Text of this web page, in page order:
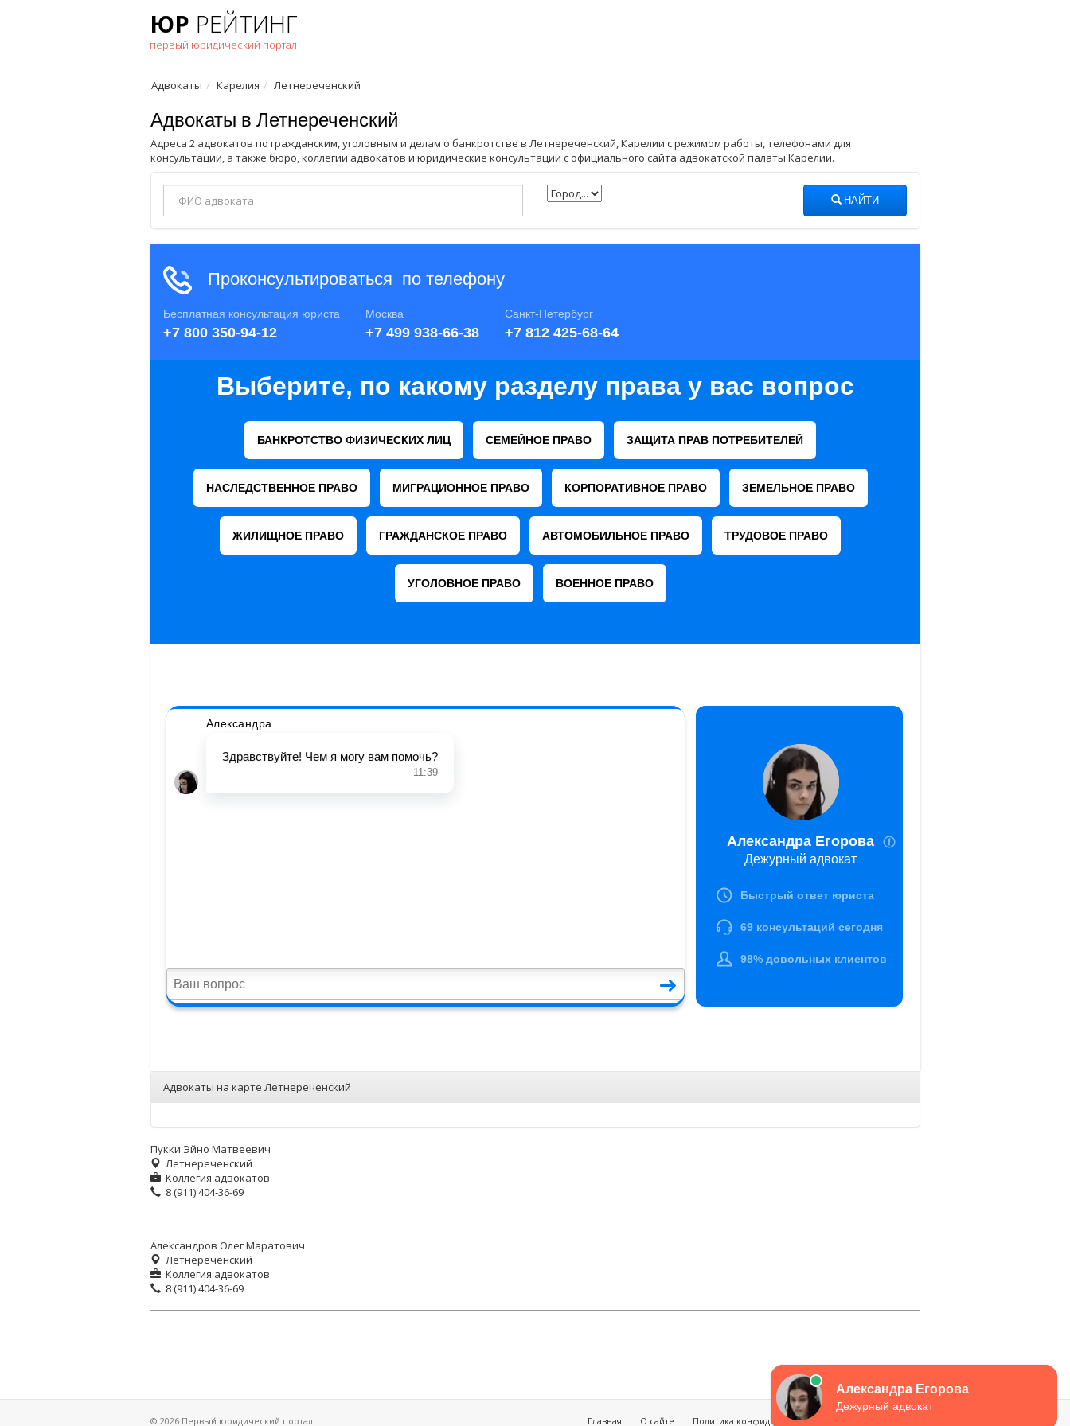
ЮР РЕЙТИНГ
первый юридический портал
Адвокаты Карелия Летнереченский
Адвокаты в Летнереченский
Адреса 2 адвокатов по гражданским, уголовным и делам о банкротстве в Летнереченский, Карелии с режимом работы, телефонами для
консультации, а также бюро, коллегии адвокатов и юридические консультации с официального сайта адвокатской палаты Карелии.
НАЙТИ
Адвокаты на карте Летнереченский
Пукки Эйно Матвеевич
Летнереченский
Коллегия адвокатов
8 (911) 404-36-69
Александров Олег Маратович
Летнереченский
Коллегия адвокатов
8 (911) 404-36-69
© 2026 Первый юридический портал Главная О сайте Политика конфиденциальности